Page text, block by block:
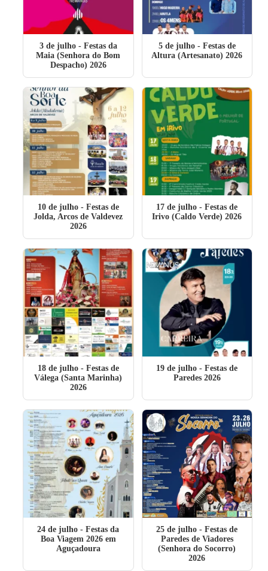
3 de julho- Festas da
Maia (Senhora do Bom
Despacho) 2026
5 de julho- Festas de
Altura (Artesanato) 2026
10 de julho- Festas de
Jolda, Arcos de Valdevez
2026
17 de julho - Festas de
Irivo (Caldo Verde) 2026
18 de julho- Festas de
Válega (Santa Marinha)
2026
19 de julho - Festas de
Paredes 2026
24 de julho - Festas da
Boa Viagem 2026 em
Aguçadoura
25 de julho - Festas de
Paredes de Viadores
(Senhora do Socorro)
2026